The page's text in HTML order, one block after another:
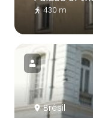
430 m
Brésil